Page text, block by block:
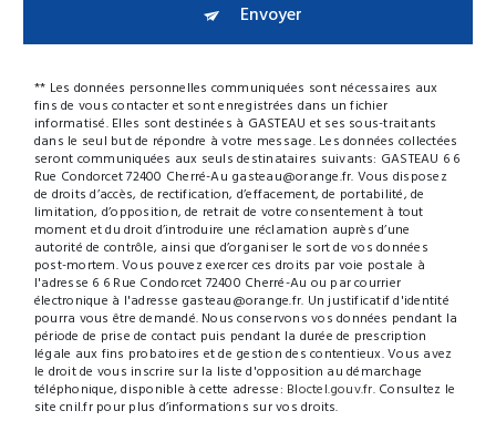
Envoyer
** Les données personnelles communiquées sont nécessaires aux
fins de vous contacter et sont enregistrées dans un fichier
informatisé. Elles sont destinées à GASTEAU et ses sous-traitants
dans le seul but de répondre à votre message. Les données collectées
seront communiquées aux seuls destinataires suivants: GASTEAU 6 6
Rue Condorcet 72400 Cherré-Au gasteau@orange.fr. Vous disposez
de droits d’accès, de rectification, d’effacement, de portabilité, de
limitation, d’opposition, de retrait de votre consentement à tout
moment et du droit d’introduire une réclamation auprès d’une
autorité de contrôle, ainsi que d’organiser le sort de vos données
post-mortem. Vous pouvez exercer ces droits par voie postale à
l'adresse 6 6 Rue Condorcet 72400 Cherré-Au ou par courrier
électronique à l'adresse gasteau@orange.fr. Un justificatif d'identité
pourra vous être demandé. Nous conservons vos données pendant la
période de prise de contact puis pendant la durée de prescription
légale aux fins probatoires et de gestion des contentieux. Vous avez
le droit de vous inscrire sur la liste d'opposition au démarchage
téléphonique, disponible à cette adresse: Bloctel.gouv.fr. Consultez le
site cnil.fr pour plus d’informations sur vos droits.